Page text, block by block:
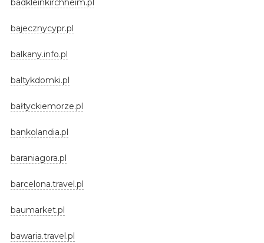
badkleinkirchheim.pl
bajecznycypr.pl
balkany.info.pl
baltykdomki.pl
bałtyckiemorze.pl
bankolandia.pl
baraniagora.pl
barcelona.travel.pl
baumarket.pl
bawaria.travel.pl